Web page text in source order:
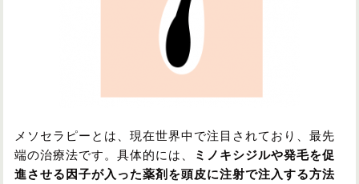
メソセラピーとは、現在世界中で注目されており、最先
端の治療法です。具体的には、
ミノキシジルや発毛を促
進させる因子が入った薬剤を頭皮に注射で注入する方法